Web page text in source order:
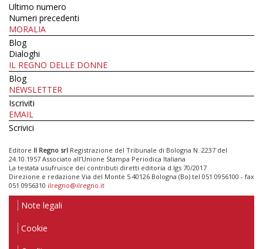
Ultimo numero
Numeri precedenti
MORALIA
Blog
Dialoghi
IL REGNO DELLE DONNE
Blog
NEWSLETTER
Iscriviti
EMAIL
Scrivici
Editore Il Regno srl Registrazione del Tribunale di Bologna N. 2237 del
24.10.1957 Associato all’Unione Stampa Periodica Italiana
La testata usufruisce dei contributi diretti editoria d.lgs 70/2017
Direzione e redazione Via del Monte 5 40126 Bologna (Bo) tel 051 0956100 - fax
051 0956310 ilregno@ilregno.it
Note legali
Cookie